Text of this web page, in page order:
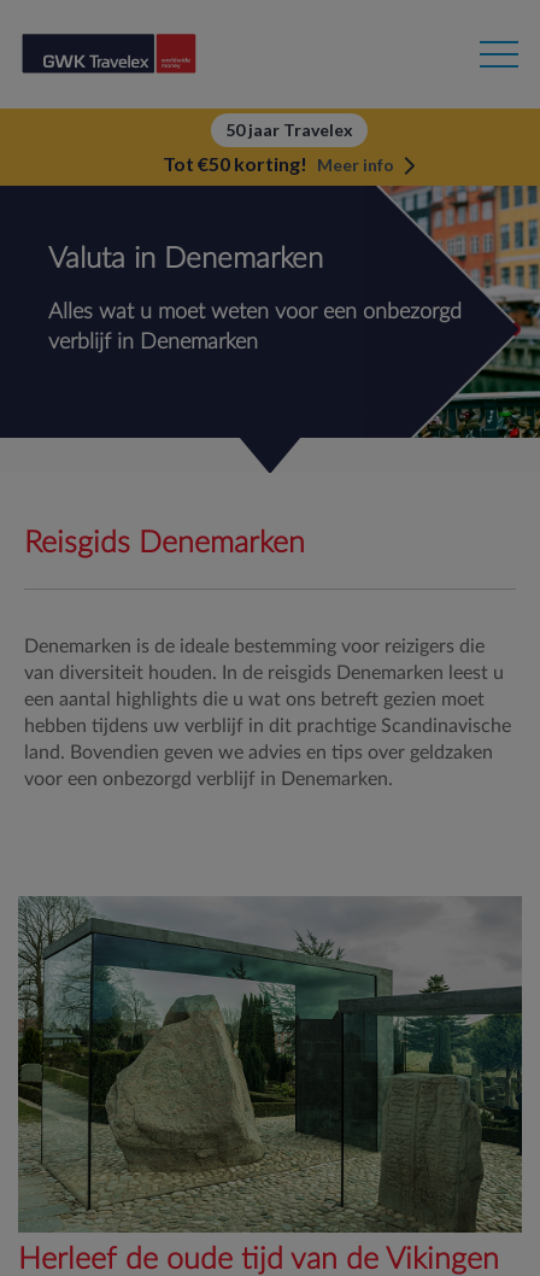
50 jaar Travelex
Tot €50 korting! Meer info
Valuta in Denemarken
Alles wat u moet weten voor een onbezorgd
verblijf in Denemarken
Reisgids Denemarken
Denemarken is de ideale bestemming voor reizigers die
van diversiteit houden. In de reisgids Denemarken leest u
een aantal highlights die u wat ons betreft gezien moet
hebben tijdens uw verblijf in dit prachtige Scandinavische
land. Bovendien geven we advies en tips over geldzaken
voor een onbezorgd verblijf in Denemarken.
Herleef de oude tijd van de Vikingen